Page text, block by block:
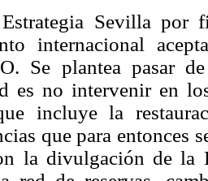
Sevilla por
internacional
Se plantea pasar
es no intervenir en
incluye la
que para entonces
la divulgación de la